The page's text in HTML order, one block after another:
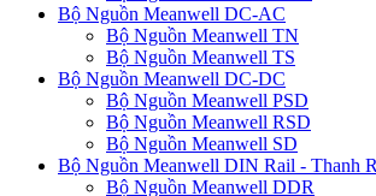
Bộ Nguồn Meanwell DC-AC
Bộ Nguồn Meanwell TN
Bộ Nguồn Meanwell TS
Bộ Nguồn Meanwell DC-DC
Bộ Nguồn Meanwell PSD
Bộ Nguồn Meanwell RSD
Bộ Nguồn Meanwell SD
Bộ Nguồn Meanwell DIN Rail - Thanh
Bộ Nguồn Meanwell DDR